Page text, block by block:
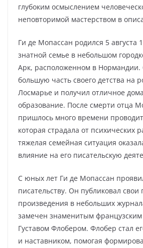
глубоким осмыслением
неповторимой мастерством в
Ги де Мопассан родился 5 августа
знатной семье в небольшом
Арк, расположенном в Нормандии.
большую часть своего детства на
Лосмарье и получил отличное
образование. После смерти отца
пришлось много времени
которая страдала от психических
тяжелая семейная ситуация
влияние на его писательскую
С юных лет Ги де Мопассан
писательству. Он публиковал свои
произведения в небольших
замечен знаменитым французским
Густавом Флобером. Флобер стал
и наставником, помогая